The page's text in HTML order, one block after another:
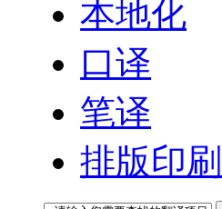
本地化
口译
笔译
排版印刷